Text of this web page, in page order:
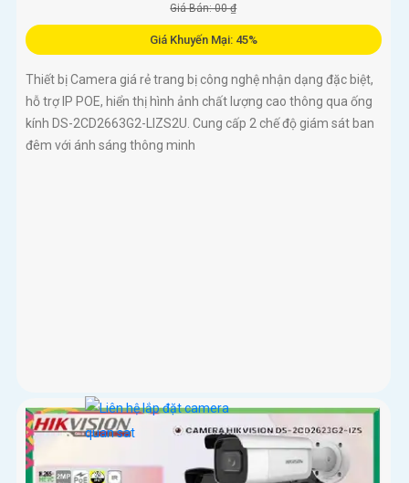
Giá Bán: 00 ₫
Giá Khuyến Mại: 45%
Thiết bị Camera giá rẻ trang bị công nghệ nhận dạng đặc biệt,
hỗ trợ IP POE, hiển thị hình ảnh chất lượng cao thông qua ống
kính DS-2CD2663G2-LIZS2U. Cung cấp 2 chế độ giám sát ban
đêm với ánh sáng thông minh